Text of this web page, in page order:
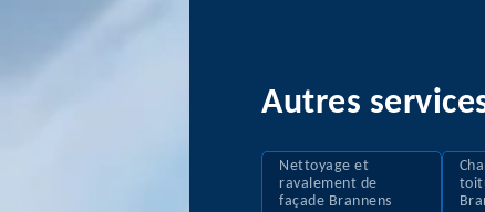
Autres
Nettoyage et
ravalement de
façade Brannens